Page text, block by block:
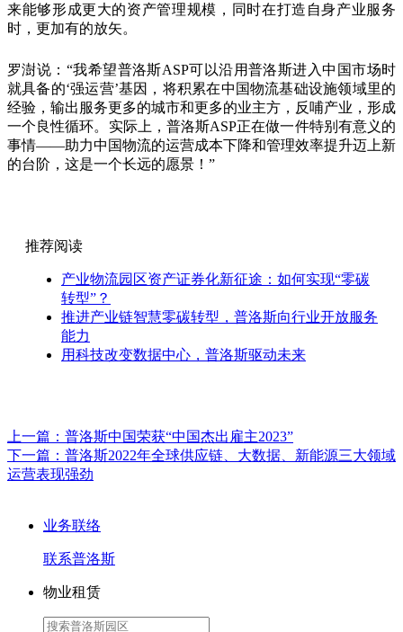
来能够形成更大的资产管理规模，同时在打造自身产业服务
时，更加有的放矢。
罗澍说：“我希望普洛斯ASP可以沿用普洛斯进入中国市场时
就具备的‘强运营’基因，将积累在中国物流基础设施领域里的
经验，输出服务更多的城市和更多的业主方，反哺产业，形成
一个良性循环。实际上，普洛斯ASP正在做一件特别有意义的
事情——助力中国物流的运营成本下降和管理效率提升迈上新
的台阶，这是一个长远的愿景！”
推荐阅读
产业物流园区资产证券化新征途：如何实现“零碳
转型”？
推进产业链智慧零碳转型，普洛斯向行业开放服务
能力
用科技改变数据中心，普洛斯驱动未来
上一篇： 普洛斯中国荣获“中国杰出雇主2023”
下一篇： 普洛斯2022年全球供应链、大数据、新能源三大领域
运营表现强劲
业务联络
联系普洛斯
物业租赁